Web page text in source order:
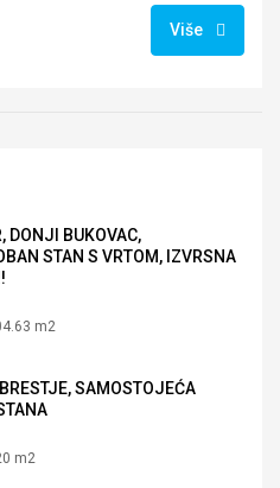
Više
DONJI BUKOVAC,
STAN S VRTOM, IZVRSNA
m2
SAMOSTOJEĆA
m2